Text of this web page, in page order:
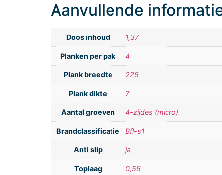
Aanvullende
Doos inhoud 1,37
Planken per pak 4
Plank breedte 225
Plank dikte 7
Aantal groeven 4-zijdes (micro)
Brandclassificatie Bfl-s1
Anti slip ja
Toplaag 0,55